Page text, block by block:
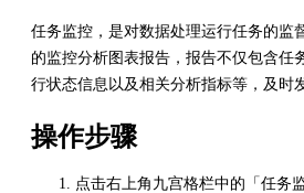
任务监控，是对数据处理运行任务的监
的监控分析图表报告，报告不仅包含任
行状态信息以及相关分析指标等，及时
操作步骤
点击右上角九宫格栏中的「任务